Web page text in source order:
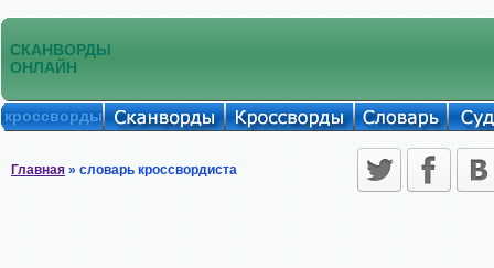
СКАНВОРДЫ
ОНЛАЙН
кроссворды
Главная » словарь кроссвордиста